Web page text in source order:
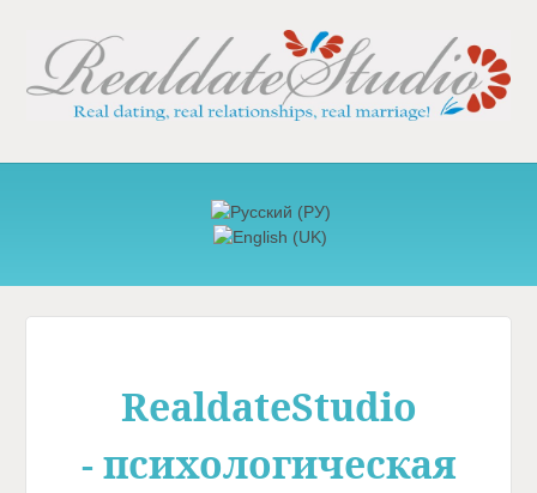
RealdateStudio
-психологическая